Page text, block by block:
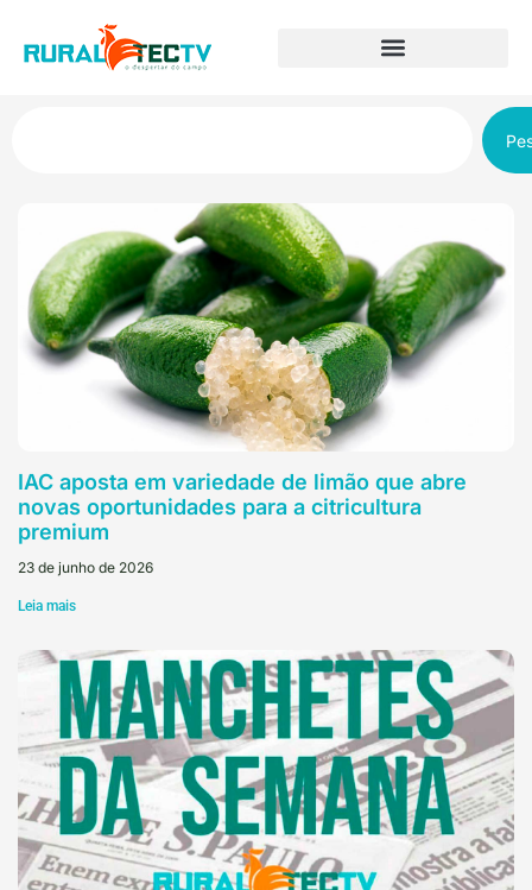
IAC aposta em variedade de limão que abre
novas oportunidades para a citricultura
premium
23 de junho de 2026
Leia mais